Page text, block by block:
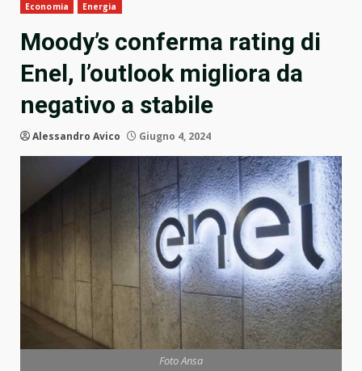
Economia Energia
Moody’s conferma rating di
Enel, l’outlook migliora da
negativo a stabile
Alessandro Avico Giugno 4, 2024
Foto Ansa